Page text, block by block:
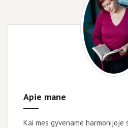
Apie mane
Kai mes gyvename harmonijoje